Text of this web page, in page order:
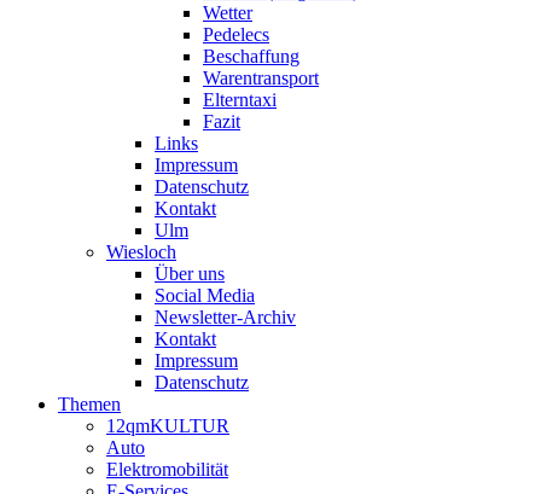
Wetter
Pedelecs
Beschaffung
Warentransport
Elterntaxi
Fazit
Links
Impressum
Datenschutz
Kontakt
Ulm
Wiesloch
Über uns
Social Media
Newsletter-Archiv
Kontakt
Impressum
Datenschutz
Themen
12qmKULTUR
Auto
Elektromobilität